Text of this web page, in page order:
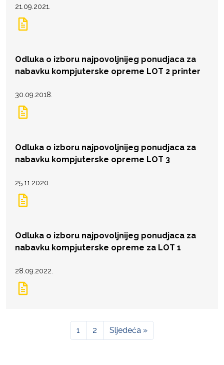
21.09.2021.
Odluka o izboru najpovoljnijeg ponudjaca za
nabavku kompjuterske opreme LOT 2 printer
30.09.2018.
Odluka o izboru najpovoljnijeg ponudjaca za
nabavku kompjuterske opreme LOT 3
25.11.2020.
Odluka o izboru najpovoljnijeg ponudjaca za
nabavku kompjuterske opreme za LOT 1
28.09.2022.
1 2 Sljedeća »